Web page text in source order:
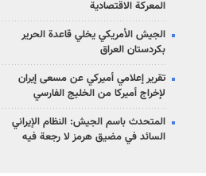
المعركة الاقتصادية
الجيش الأمريكي يخلي قاعدة الحرير
بكردستان العراق
تقرير إعلامي أميركي عن مسعى إيران
لإخراج أميركا من الخليج الفارسي
المتحدث باسم الجيش: النظام الإيراني
السائد في مضيق هرمز لا رجعة فيه